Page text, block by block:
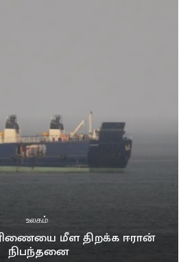
உலகம்
மீள திறக்க ஈரான்
நிபந்தனை